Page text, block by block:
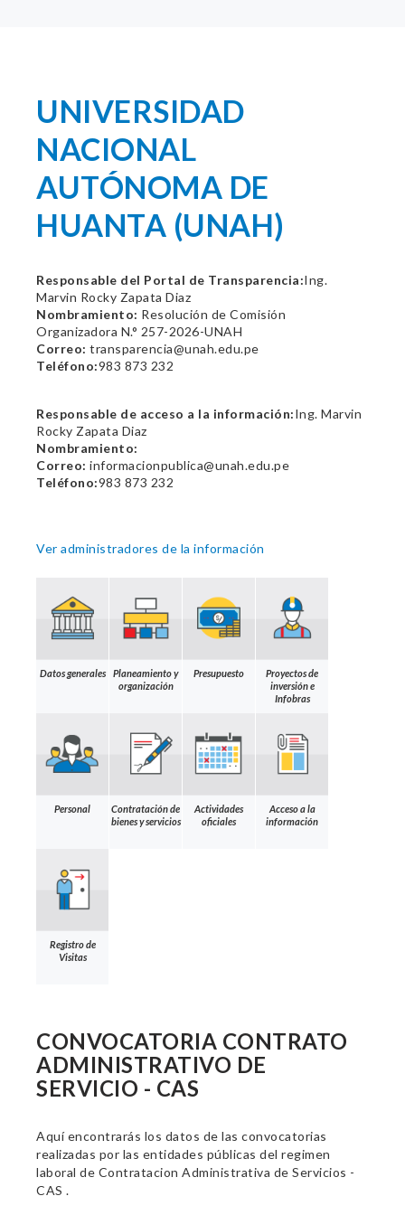
UNIVERSIDAD
NACIONAL
AUTÓNOMA DE
HUANTA (UNAH)
Responsable del Portal de Transparencia:Ing.
Marvin Rocky Zapata Diaz
Nombramiento: Resolución de Comisión
Organizadora N.° 257-2026-UNAH
Correo: transparencia@unah.edu.pe
Teléfono:983 873 232
Responsable de acceso a la información:Ing. Marvin
Rocky Zapata Diaz
Nombramiento:
Correo: informacionpublica@unah.edu.pe
Teléfono:983 873 232
Ver administradores de la información
Datos generales
Planeamiento y
organización
Presupuesto
Proyectos de
inversión e
Infobras
Personal
Contratación de
bienes y servicios
Actividades
oficiales
Acceso a la
información
Registro de
Visitas
CONVOCATORIA CONTRATO
ADMINISTRATIVO DE
SERVICIO - CAS
Aquí encontrarás los datos de las convocatorias
realizadas por las entidades públicas del regimen
laboral de Contratacion Administrativa de Servicios -
CAS .